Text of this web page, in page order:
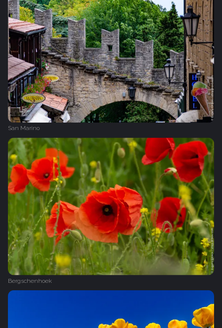
San Marino
Bergschenhoek